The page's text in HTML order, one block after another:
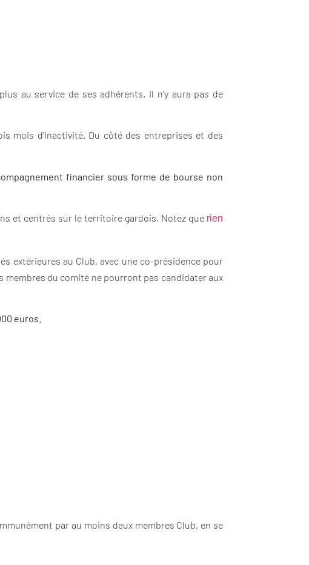
au service de ses adhérents. Il n’y aura pas de
mois d’inactivité. Du côté des entreprises et des
financier sous forme de bourse non
et centrés sur le territoire gardois. Notez que rien
extérieures au Club, avec une co-présidence pour
membres du comité ne pourront pas candidater aux
euros.
par au moins deux membres Club, en se